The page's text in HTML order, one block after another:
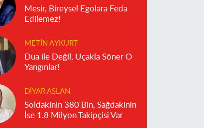
Mesir, Bireysel Egolara Feda
Edilemez!
METIN AYKURT
Dua ile Değil, Uçakla Söner O
Yangınlar!
DIYAR ASLAN
Soldakinin 380 Bin, Sağdakinin
İse 1.8 Milyon Takipçisi Var